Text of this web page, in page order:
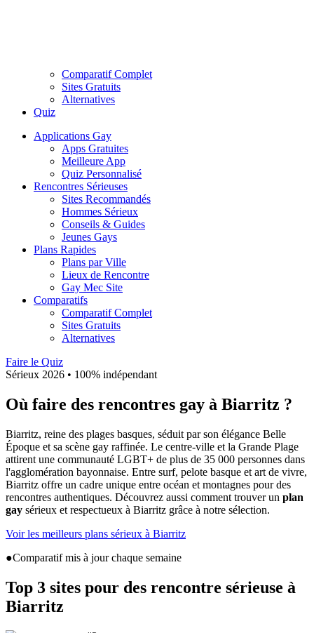
Comparatif Complet
Sites Gratuits
Alternatives
Quiz
Applications Gay
Apps Gratuites
Meilleure App
Quiz Personnalisé
Rencontres Sérieuses
Sites Recommandés
Hommes Sérieux
Conseils & Guides
Jeunes Gays
Plans Rapides
Plans par Ville
Lieux de Rencontre
Gay Mec Site
Comparatifs
Comparatif Complet
Sites Gratuits
Alternatives
Faire le Quiz
Sérieux 2026 • 100% indépendant
Où faire des rencontres gay à Biarritz ?
Biarritz, reine des plages basques, séduit par son élégance Belle
Époque et sa scène gay raffinée. Le centre-ville et la Grande Plage
attirent une communauté LGBT+ de plus de 35 000 personnes dans
l'agglomération bayonnaise. Entre surf, pelote basque et art de vivre,
Biarritz offre un cadre unique entre océan et montagnes pour des
rencontres authentiques. Découvrez aussi comment trouver un plan
gay sérieux et respectueux à Biarritz grâce à notre sélection.
Voir les meilleurs plans sérieux à Biarritz
●Comparatif mis à jour chaque semaine
Top 3 sites pour des rencontre sérieuse à
Biarritz